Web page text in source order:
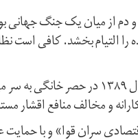
از میان یک جنگ جهانی
التیام بخشد. کافی است
نخست‌وزیر پیشین جمهوری اسلامی که از
و مخالف منافع
سران قوا» و با